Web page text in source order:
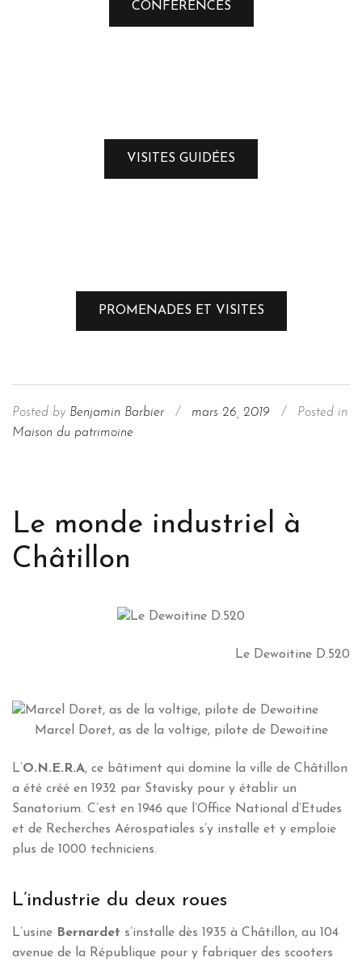
CONFERENCES
VISITES GUIDÉES
PROMENADES ET VISITES
Posted by Benjamin Barbier / mars 26, 2019 /
Posted in
Maison du patrimoine
Le monde industriel à
Châtillon
Le Dewoitine D.520
Marcel Doret, as de la voltige, pilote de Dewoitine
L’O.N.E.R.A, ce bâtiment qui domine la ville de Châtillon
a été créé en 1932 par Stavisky pour y établir un
Sanatorium. C’est en 1946 que l’Office National d’Etudes
et de Recherches Aérospatiales s’y installe et y emploie
plus de 1000 techniciens.
L’industrie du deux roues
L’usine Bernardet s’installe dès 1935 à Châtillon, au 104
avenue de la République pour y fabriquer des scooters